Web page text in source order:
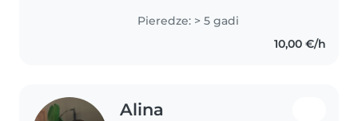
speak Spanish, English and
French, and I have pediatric first
Pieredze: > 5 gadi
10,00 €/h
Alina